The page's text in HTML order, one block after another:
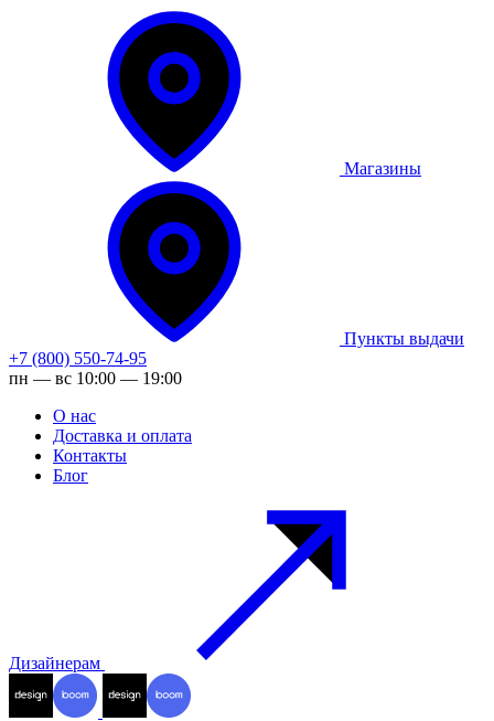
Магазины
Пункты выдачи
+7 (800) 550-74-95
пн — вс 10:00 — 19:00
О нас
Доставка и оплата
Контакты
Блог
Дизайнерам